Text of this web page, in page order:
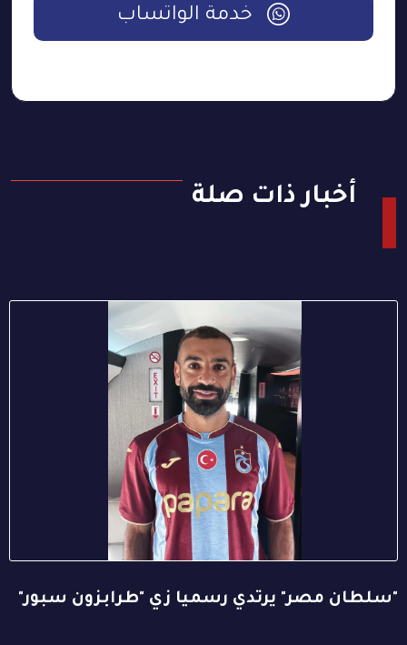
خدمة الواتساب
أخبار ذات صلة
"سلطان مصر" يرتدي رسميا زي "طرابزون سبور"